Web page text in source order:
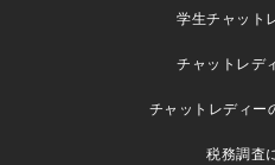
学生チャット
チャットレデ
チャットレディー
税務調査